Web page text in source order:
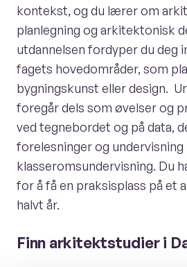
kontekst, og du lærer om
planlegning og arkitektonisk
utdannelsen fordyper du deg
fagets hovedområder, som
bygningskunst eller design.
foregår dels som øvelser og
ved tegnebordet og på data,
forelesninger og
klasseromsundervisning. Du
for å få en praksisplass på et
halvt år.
Finn arkitektstudier i